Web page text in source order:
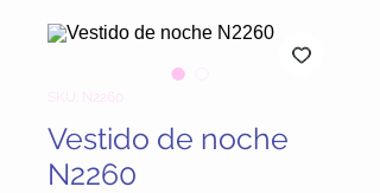
SKU: N2260
Vestido de noche
N2260